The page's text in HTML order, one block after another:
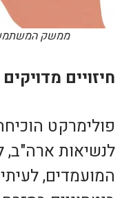
ממשק המשתמש
חיזויים
פולימרקט
לנשיאות ארה"ב,
המועמדים,